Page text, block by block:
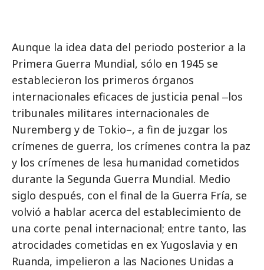
Aunque la idea data del periodo posterior a la
Primera Guerra Mundial, sólo en 1945 se
establecieron los primeros órganos
internacionales eficaces de justicia penal ‒los
tribunales militares internacionales de
Nuremberg y de Tokio–, a fin de juzgar los
crímenes de guerra, los crímenes contra la paz
y los crímenes de lesa humanidad cometidos
durante la Segunda Guerra Mundial. Medio
siglo después, con el final de la Guerra Fría, se
volvió a hablar acerca del establecimiento de
una corte penal internacional; entre tanto, las
atrocidades cometidas en ex Yugoslavia y en
Ruanda, impelieron a las Naciones Unidas a